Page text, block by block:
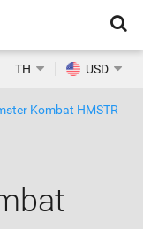
โต:1,471
TH USD
Kombat HMSTR